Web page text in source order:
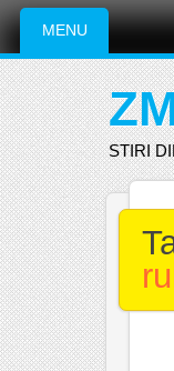
Main
Skip
content
MENU
STIRI